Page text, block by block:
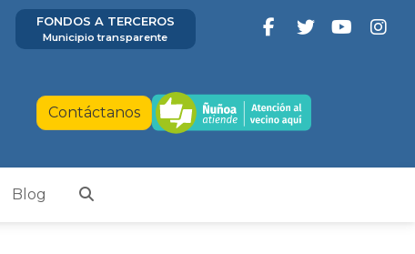
FONDOS A TERCEROS
Municipio transparente
Contáctanos
Blog